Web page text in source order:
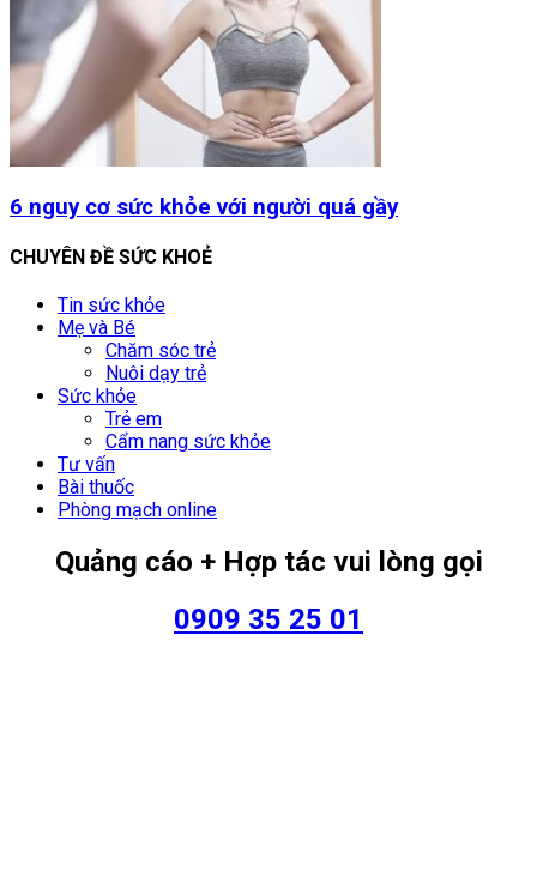
6 nguy cơ sức khỏe với người quá gầy
CHUYÊN ĐỀ SỨC KHOẺ
Tin sức khỏe
Mẹ và Bé
Chăm sóc trẻ
Nuôi dạy trẻ
Sức khỏe
Trẻ em
Cẩm nang sức khỏe
Tư vấn
Bài thuốc
Phòng mạch online
Quảng cáo + Hợp tác vui lòng gọi
0909 35 25 01